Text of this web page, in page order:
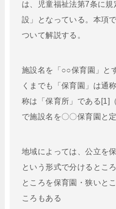
は、児童福祉法第7条に
設」となっている。本項
ついて解説する。
施設名を「○○保育園」と
くまでも「保育園」は通
称は「保育所」である[1]
で施設名を〇〇保育園と
地域によっては、公立を
という形式で分けるとこ
ところを保育園・狭いと
ころもある